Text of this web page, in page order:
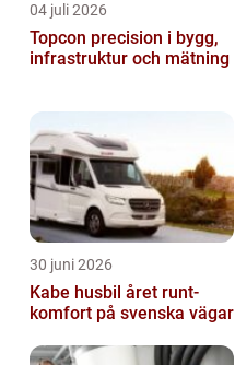
04 juli 2026
Topcon precision i bygg,
infrastruktur och mätning
30 juni 2026
Kabe husbil året runt-
komfort på svenska vägar